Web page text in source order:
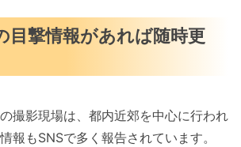
目撃情報があれば随時更
の撮影現場は、都内近郊を中心に行われ
報もSNSで多く報告されています。